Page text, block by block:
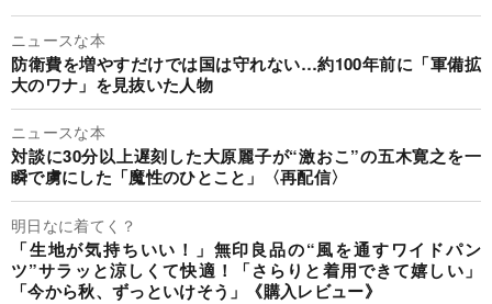
ニュースな本
防衛費を増やすだけでは国は守れない…約100年前に「軍備拡
大のワナ」を見抜いた人物
ニュースな本
対談に30分以上遅刻した大原麗子が“激おこ”の五木寛之を一
瞬で虜にした「魔性のひとこと」〈再配信〉
明日なに着てく？
「生地が気持ちいい！」無印良品の“風を通すワイドパン
ツ”サラッと涼しくて快適！「さらりと着用できて嬉しい」
「今から秋、ずっといけそう」《購入レビュー》